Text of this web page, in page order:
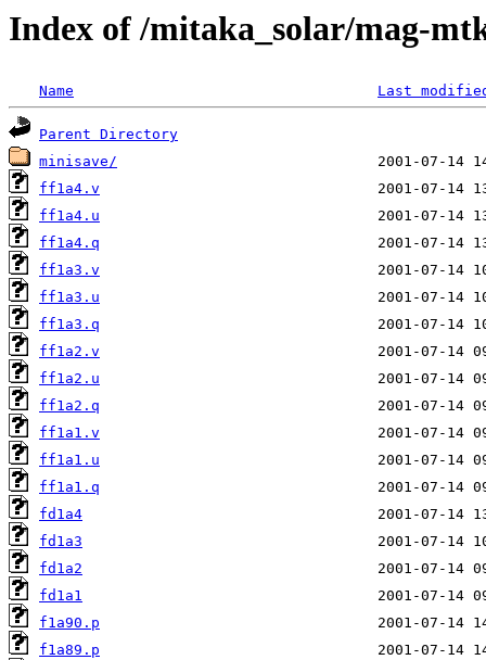
Index of /mitaka_solar/mag-
Name Last
Parent Directory
minisave/
ff1a4.v
ff1a4.u
ff1a4.q
ff1a3.v
ff1a3.u
ff1a3.q
ff1a2.v
ff1a2.u
ff1a2.q
ff1a1.v
ff1a1.u
ff1a1.q
fd1a4
fd1a3
fd1a2
fd1a1
f1a90.p
f1a89.p